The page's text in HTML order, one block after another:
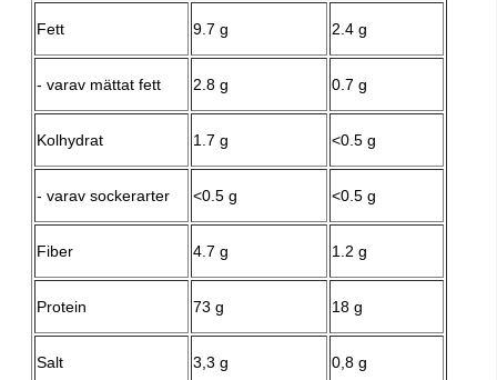
Fett 9.7 g 2.4 g
- varav mättat fett 2.8 g 0.7 g
Kolhydrat 1.7 g <0.5 g
- varav sockerarter <0.5 g <0.5 g
Fiber 4.7 g 1.2 g
Protein 73 g 18 g
Salt 3,3 g 0,8 g